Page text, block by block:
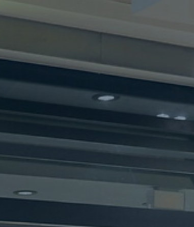
(w/m/d) • cigo